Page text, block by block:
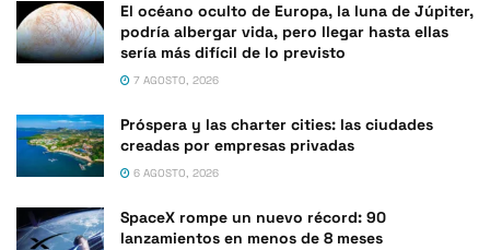
El océano oculto de Europa, la luna de Júpiter,
podría albergar vida, pero llegar hasta ellas
sería más difícil de lo previsto
7 AGOSTO, 2026
Próspera y las charter cities: las ciudades
creadas por empresas privadas
6 AGOSTO, 2026
SpaceX rompe un nuevo récord: 90
lanzamientos en menos de 8 meses